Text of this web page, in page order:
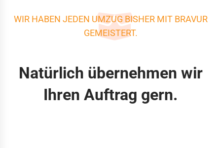
WIR HABEN JEDEN UMZUG BISHER MIT BRAVUR
GEMEISTERT.
Natürlich übernehmen wir
Ihren Auftrag gern.